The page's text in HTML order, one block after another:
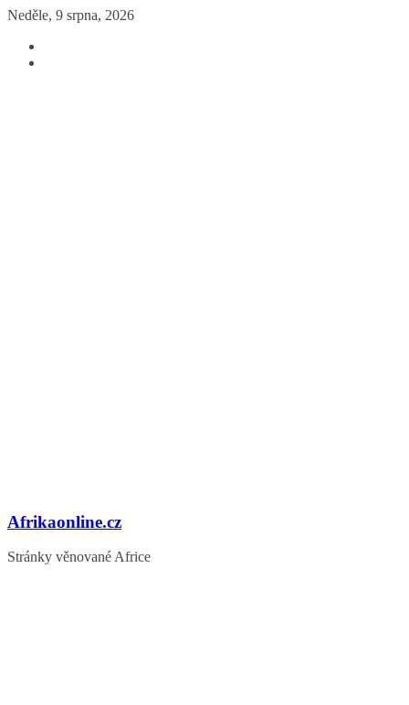
Přeskočit
obsah
Neděle, 9 srpna, 2026
Afrikaonline.cz
Stránky věnované Africe